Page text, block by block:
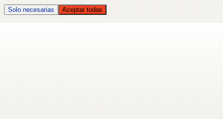
Solo necesarias Aceptar todas